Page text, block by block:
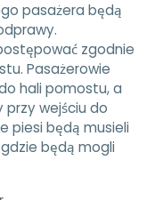
pasażera będą
zgodnie
Pasażerowie
hali pomostu, a
przy wejściu do
piesi będą musieli
będą mogli